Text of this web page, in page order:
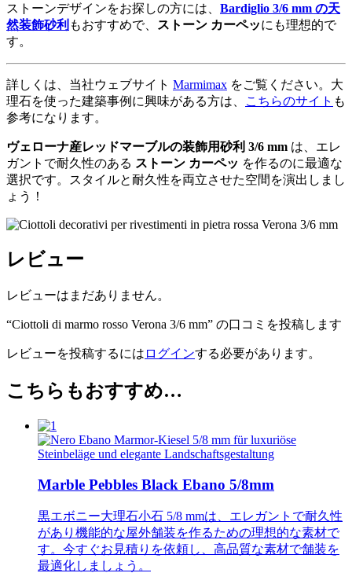
ストーンデザインをお探しの方には、 Bardiglio 3/6 mm の天
然装飾砂利 もおすすめで、 ストーン カーペッにも理想的で
す。
詳しくは、当社ウェブサイト Marmimax をご覧ください。大
理石を使った建築事例に興味がある方は、
こちらのサイト も
参考になります。
ヴェローナ産レッドマーブルの装飾用砂利 3/6 mm は、エレ
ガントで耐久性のある ストーン カーペッ を作るのに最適な
選択です。スタイルと耐久性を両立させた空間を演出しまし
ょう！
レビュー
レビューはまだありません。
“Ciottoli di marmo rosso Verona 3/6 mm” の口コミを投稿します
レビューを投稿するには ログインする必要があります。
こちらもおすすめ…
Marble Pebbles Black Ebano 5/8mm
黒エボニー大理石小石 5/8 mmは、エレガントで耐久性
があり機能的な屋外舗装を作るための理想的な素材で
す。今すぐお見積りを依頼し、高品質な素材で舗装を
最適化しましょう。